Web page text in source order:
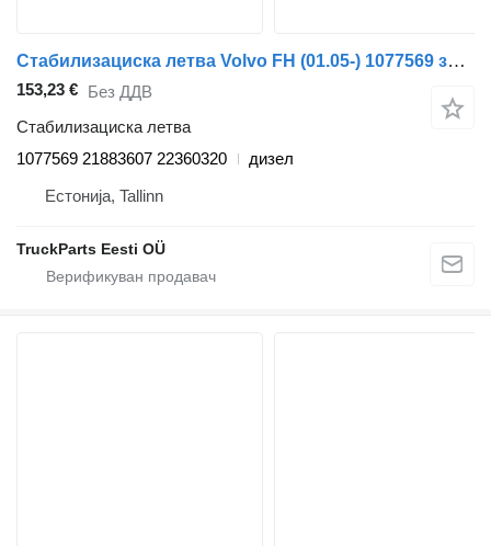
Стабилизациска летва Volvo FH (01.05-) 1077569 за камион влекач Volvo FH12, FH16, NH12, FH, VNL780 (1993-2014)
153,23 € Без ДДВ
Стабилизациска летва
1077569 21883607 22360320
дизел
Естонија, Tallinn
TruckParts Eesti OÜ